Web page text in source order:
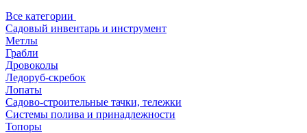
Все категории
Садовый инвентарь и инструмент
Метлы
Грабли
Дровоколы
Ледоруб-скребок
Лопаты
Садово-строительные тачки, тележки
Системы полива и принадлежности
Топоры